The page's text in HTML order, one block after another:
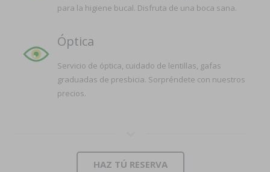
para la higiene bucal. Disfruta de una boca sana.
Óptica
Servicio de óptica, cuidado de lentillas, gafas
graduadas de presbicia. Sorpréndete con nuestros
precios.
HAZ TÚ RESERVA